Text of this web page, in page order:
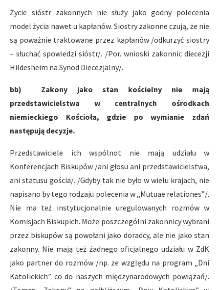
Życie sióstr zakonnych nie służy jako godny polecenia
model życia nawet u kapłanów. Siostry zakonne czują, że nie
są poważnie traktowane przez kapłanów /odkurzyć siostry
– słuchać spowiedzi sióstr/. /Por. wnioski zakonnic diecezji
Hildesheim na Synod Diecezjalny/.
bb) Zakony jako stan kościelny nie mają
przedstawicielstwa w centralnych ośrodkach
niemieckiego Kościoła, gdzie po wymianie zdań
następują decyzje.
Przedstawiciele ich wspólnot nie mają udziału w
Konferencjach Biskupów /ani głosu ani przedstawicielstwa,
ani statusu gościa/. /Gdyby tak nie było w wielu krajach, nie
napisano by tego rodzaju polecenia w „Mutuae relationes”/.
Nie ma też instytucjonalnie uregulowanych rozmów w
Komisjach Biskupich. Może poszczególni zakonnicy wybrani
przez biskupów są powołani jako doradcy, ale nie jako stan
zakonny. Nie mają też żadnego oficjalnego udziału w ZdK
jako partner do rozmów /np. ze względu na program „Dni
Katolickich” co do naszych międzynarodowych powiązań/.